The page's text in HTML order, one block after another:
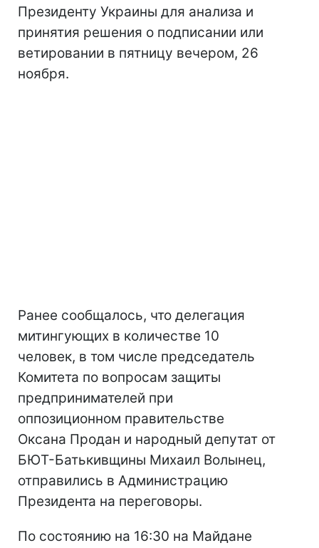
Президенту Украины для анализа и
принятия решения о подписании или
ветировании в пятницу вечером, 26
ноября.
Ранее сообщалось, что делегация
митингующих в количестве 10
человек, в том числе председатель
Комитета по вопросам защиты
предпринимателей при
оппозиционном правительстве
Оксана Продан и народный депутат от
БЮТ-Батькивщины Михаил Волынец,
отправились в Администрацию
Президента на переговоры.
По состоянию на 16:30 на Майдане